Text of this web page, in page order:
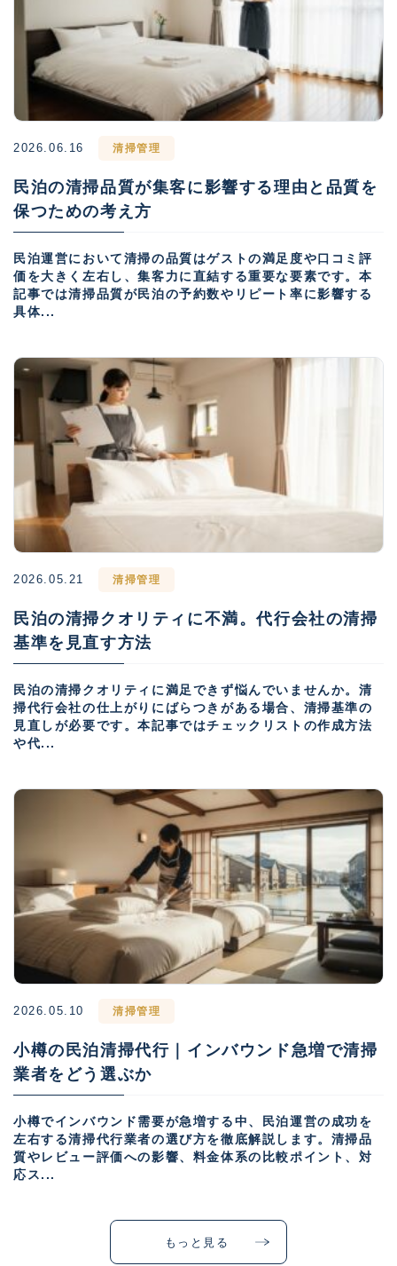
2026.06.16 清掃管理
民泊の清掃品質が集客に影響する理由と品質を
保つための考え方
民泊運営において清掃の品質はゲストの満足度や口コミ評
価を大きく左右し、集客力に直結する重要な要素です。本
記事では清掃品質が民泊の予約数やリピート率に影響する
具体...
2026.05.21 清掃管理
民泊の清掃クオリティに不満。代行会社の清掃
基準を見直す方法
民泊の清掃クオリティに満足できず悩んでいませんか。清
掃代行会社の仕上がりにばらつきがある場合、清掃基準の
見直しが必要です。本記事ではチェックリストの作成方法
や代...
2026.05.10 清掃管理
小樽の民泊清掃代行｜インバウンド急増で清掃
業者をどう選ぶか
小樽でインバウンド需要が急増する中、民泊運営の成功を
左右する清掃代行業者の選び方を徹底解説します。清掃品
質やレビュー評価への影響、料金体系の比較ポイント、対
応ス...
もっと見る